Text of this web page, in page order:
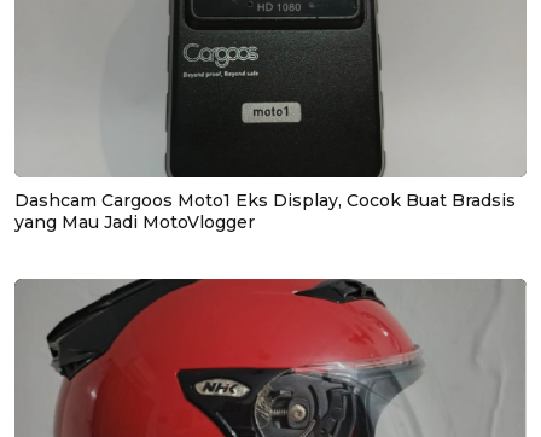
Dashcam Cargoos Moto1 Eks Display, Cocok Buat Bradsis
yang Mau Jadi MotoVlogger